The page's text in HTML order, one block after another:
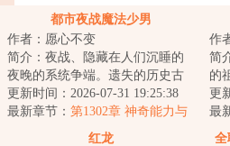
都市夜战魔法少男
作者：愿心不变
简介：夜战、隐藏在人们沉睡的
夜晚的系统争端。遗失的历史古
物、未来的科技遗产、各国的纷
争让步、光怪陆...
更新时间：2026-07-31 19:25:38
最新章节： 第1302章 神奇能力与
意料外的身影（下）
作
简
的
漫
人
更
最
力
红龙
全